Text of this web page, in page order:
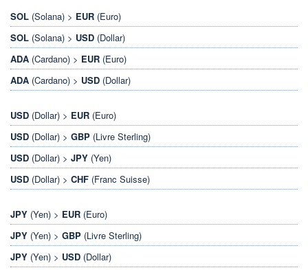
SOL (Solana) > EUR (Euro)
SOL (Solana) > USD (Dollar)
ADA (Cardano) > EUR (Euro)
ADA (Cardano) > USD (Dollar)
USD (Dollar) > EUR (Euro)
USD (Dollar) > GBP (Livre Sterling)
USD (Dollar) > JPY (Yen)
USD (Dollar) > CHF (Franc Suisse)
JPY (Yen) > EUR (Euro)
JPY (Yen) > GBP (Livre Sterling)
JPY (Yen) > USD (Dollar)